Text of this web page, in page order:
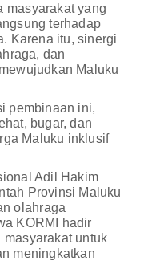
masyarakat yang
terhadap
Karena itu, sinergi
dan
Maluku
pembinaan ini,
bugar, dan
Maluku inklusif
Adil Hakim
Provinsi Maluku
olahraga
KORMI hadir
untuk
meningkatkan